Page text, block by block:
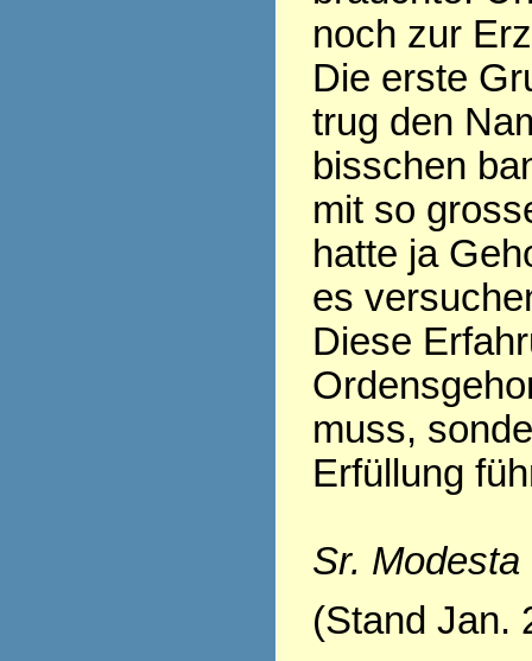
noch zur
Die erste
trug den
bisschen
mit so
hatte ja
es
Diese
muss,
Erfüllung
Sr.
(Stand Jan.